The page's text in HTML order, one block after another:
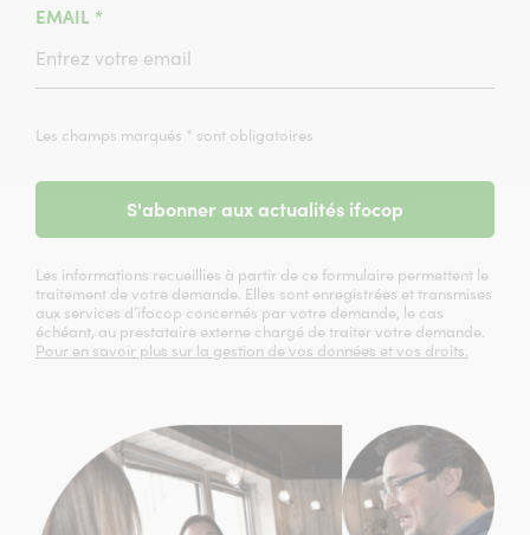
EMAIL *
Les champs marqués * sont obligatoires
S'abonner aux actualités ifocop
Les informations recueillies à partir de ce formulaire permettent le
traitement de votre demande. Elles sont enregistrées et transmises
aux services d’ifocop concernés par votre demande, le cas
échéant, au prestataire externe chargé de traiter votre demande.
Pour en savoir plus sur la gestion de vos données et vos droits.